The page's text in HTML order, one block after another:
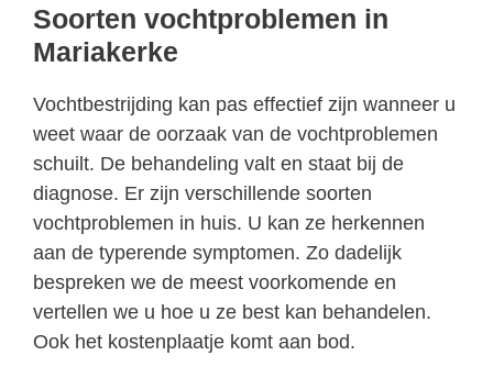
Soorten vochtproblemen in
Mariakerke
Vochtbestrijding kan pas effectief zijn wanneer u
weet waar de oorzaak van de vochtproblemen
schuilt. De behandeling valt en staat bij de
diagnose. Er zijn verschillende soorten
vochtproblemen in huis. U kan ze herkennen
aan de typerende symptomen. Zo dadelijk
bespreken we de meest voorkomende en
vertellen we u hoe u ze best kan behandelen.
Ook het kostenplaatje komt aan bod.